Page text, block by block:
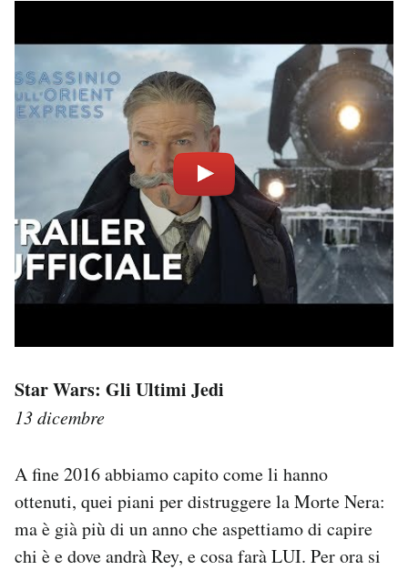
Star Wars: Gli Ultimi Jedi
13 dicembre
A fine 2016 abbiamo capito come li hanno
ottenuti, quei piani per distruggere la Morte Nera:
ma è già più di un anno che aspettiamo di capire
chi è e dove andrà Rey, e cosa farà LUI. Per ora si